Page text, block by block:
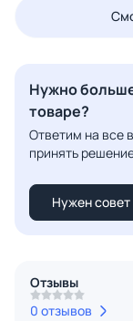
Нужно
товаре?
Ответим на все
принять
Нужен совет
Отзывы
0 отзывов